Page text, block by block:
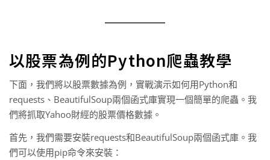
以股票為例的Python爬蟲教學
下面，我們將以股票數據為例，實戰演示如何用Python和
requests、BeautifulSoup兩個函式庫實現一個簡單的爬蟲。我
們將抓取Yahoo財經的股票價格數據。
首先，我們需要安裝requests和BeautifulSoup兩個函式庫。我
們可以使用pip命令來安裝：